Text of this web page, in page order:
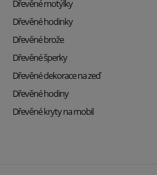
Dřevěné motýlky
Dřevěné hodinky
Dřevěné brože
Dřevěné šperky
Dřevěné dekorace na zeď
Dřevěné hodiny
Dřevěné kryty na mobil